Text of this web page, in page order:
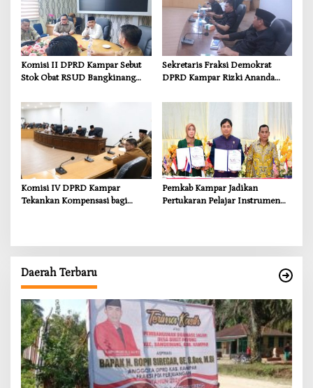
Komisi II DPRD Kampar Sebut
Stok Obat RSUD Bangkinang
Sekretaris Fraksi Demokrat
DPRD Kampar Rizki Ananda
dan Kompensasi untuk Warga
Komisi IV DPRD Kampar
Tekankan Kompensasi bagi
Pemkab Kampar Jadikan
Pertukaran Pelajar Instrumen
Daerah Terbaru